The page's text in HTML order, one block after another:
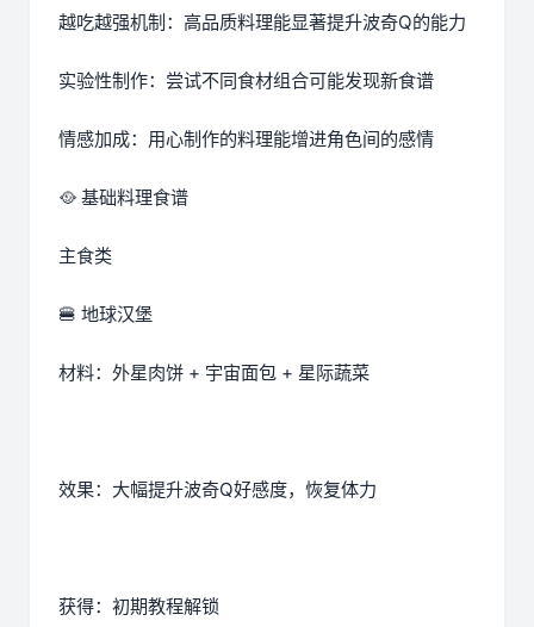
越吃越强机制：高品质料理能显著提升波奇Q的能力
实验性制作：尝试不同食材组合可能发现新食谱
情感加成：用心制作的料理能增进角色间的感情
🥘 基础料理食谱
主食类
🍔 地球汉堡
材料：外星肉饼 + 宇宙面包 + 星际蔬菜
效果：大幅提升波奇Q好感度，恢复体力
获得：初期教程解锁